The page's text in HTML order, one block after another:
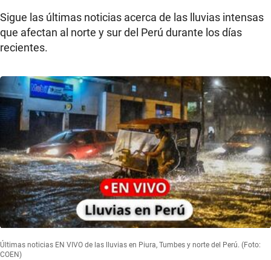
Sigue las últimas noticias acerca de las lluvias intensas
que afectan al norte y sur del Perú durante los días
recientes.
Últimas noticias EN VIVO de las lluvias en Piura, Tumbes y norte del Perú. (Foto:
COEN)